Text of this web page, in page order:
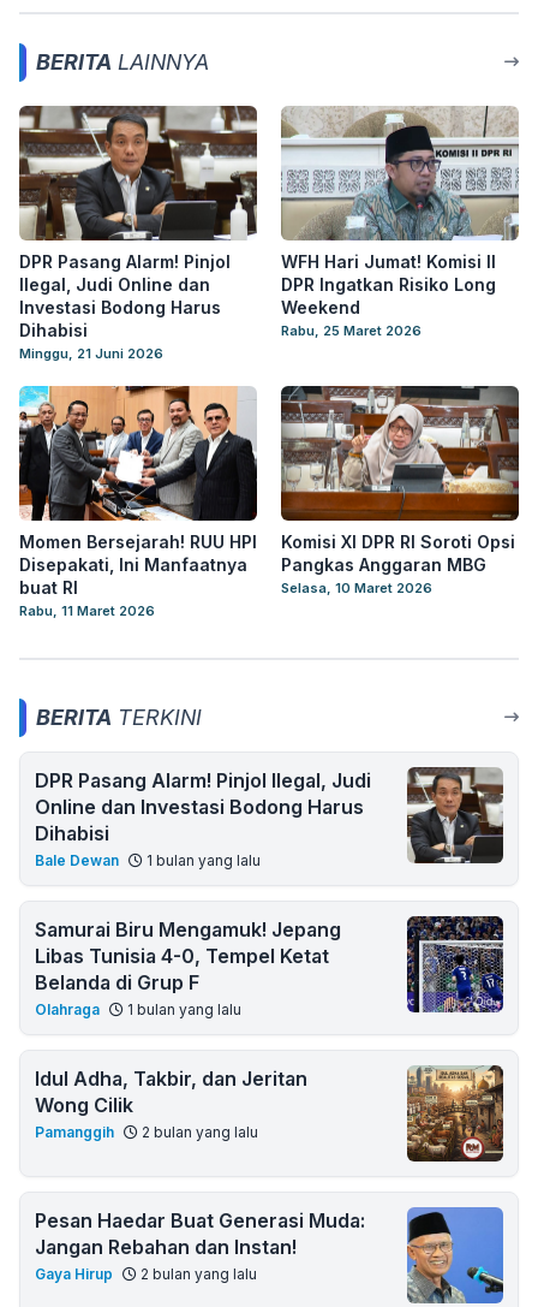
BERITA LAINNYA
DPR Pasang Alarm! Pinjol
Ilegal, Judi Online dan
Investasi Bodong Harus
Dihabisi
Minggu, 21 Juni 2026
WFH Hari Jumat! Komisi II
DPR Ingatkan Risiko Long
Weekend
Rabu, 25 Maret 2026
Momen Bersejarah! RUU HPI
Disepakati, Ini Manfaatnya
buat RI
Rabu, 11 Maret 2026
Komisi XI DPR RI Soroti Opsi
Pangkas Anggaran MBG
Selasa, 10 Maret 2026
BERITA TERKINI
DPR Pasang Alarm! Pinjol Ilegal, Judi
Online dan Investasi Bodong Harus
Dihabisi
Bale Dewan 1 bulan yang lalu
Samurai Biru Mengamuk! Jepang
Libas Tunisia 4-0, Tempel Ketat
Belanda di Grup F
Olahraga 1 bulan yang lalu
Idul Adha, Takbir, dan Jeritan
Wong Cilik
Pamanggih 2 bulan yang lalu
Pesan Haedar Buat Generasi Muda:
Jangan Rebahan dan Instan!
Gaya Hirup 2 bulan yang lalu